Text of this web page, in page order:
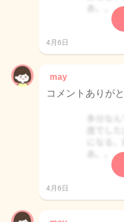
4月6日
may
コメントありが
4月6日